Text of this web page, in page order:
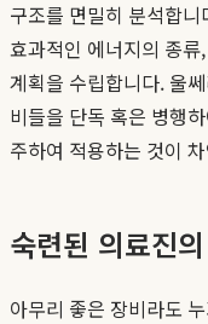
구조를 면밀히 분석합
효과적인 에너지의 종
계획을 수립합니다. 울
비들을 단독 혹은 병행
주하여 적용하는 것이
숙련된 의료진
아무리 좋은 장비라도